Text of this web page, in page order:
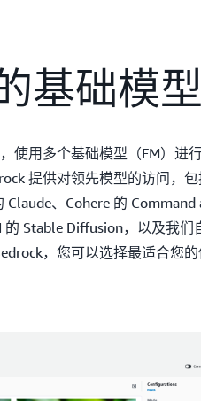
基础模
使用多个基础模型（FM）进
提供对领先模型的访问，包
Claude、Cohere 的
的 Stable Diffusion，以及我们
，您可以选择最适合您